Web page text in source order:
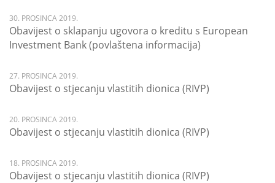
30. PROSINCA 2019.
Obavijest o sklapanju ugovora o kreditu s European
Investment Bank (povlaštena informacija)
27. PROSINCA 2019.
Obavijest o stjecanju vlastitih dionica (RIVP)
20. PROSINCA 2019.
Obavijest o stjecanju vlastitih dionica (RIVP)
18. PROSINCA 2019.
Obavijest o stjecanju vlastitih dionica (RIVP)